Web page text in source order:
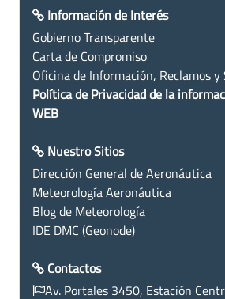
Información de Interés
Gobierno Transparente
Carta de Compromiso
Oficina de Información, Reclamos y
Política de Privacidad de la
WEB
Nuestro Sitios
Dirección General de Aeronáutica
Meteorología Aeronáutica
Blog de Meteorología
IDE DMC (Geonode)
Contactos
Av. Portales 3450, Estación